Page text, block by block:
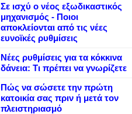
Σε ισχύ ο νέος εξωδικαστικός
μηχανισμός - Ποιοι
αποκλείονται από τις νέες
ευνοϊκές ρυθμίσεις
Νέες ρυθμίσεις για τα κόκκινα
δάνεια: Τι πρέπει να γνωρίζετε
Πώς να σώσετε την πρώτη
κατοικία σας πριν ή μετά τον
πλειστηριασμό